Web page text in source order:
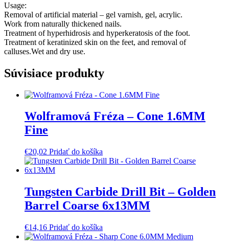
Usage:
Removal of artificial material – gel varnish, gel, acrylic.
Work from naturally thickened nails.
Treatment of hyperhidrosis and hyperkeratosis of the foot.
Treatment of keratinized skin on the feet, and removal of
calluses.Wet and dry use.
Súvisiace produkty
Wolframová Fréza – Cone 1.6MM
Fine
€20,02 Pridať do košíka
Tungsten Carbide Drill Bit – Golden
Barrel Coarse 6x13MM
€14,16 Pridať do košíka